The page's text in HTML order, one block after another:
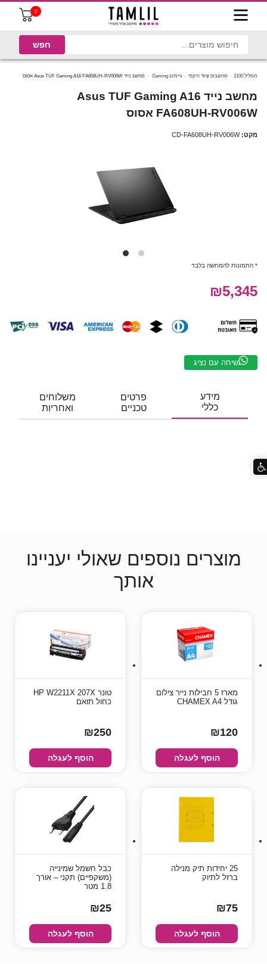
0
תמליל 2100 מחשבים וציוד היקפי גיימינג Gaming מחשב נייד Asus TUF Gaming A16 FA608UH-RV006W אסוס
מחשב נייד Asus TUF Gaming A16
FA608UH-RV006W אסוס
מקט: CD-FA608UH-RV006W
* התמונות להמחשה בלבד
₪5,345
שיחה עם נציג
מידע
כללי
פרטים
טכניים
משלוחים
ואחריות
מוצרים נוספים שאולי יעניינו
אותך
מארז 5 חבילות נייר צילום
גודל CHAMEX A4
₪120
הוסף לעגלה
טונר HP W2211X 207X
כחול תואם
₪250
הוסף לעגלה
25 יחידות תיק מנילה
ברזל לתיוק
₪75
הוסף לעגלה
כבל חשמל שמינייה
(משקפיים) תקני – אורך
1.8 מטר
₪25
הוסף לעגלה